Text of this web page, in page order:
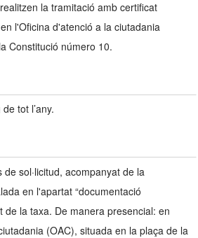
la tramitació amb certificat
l'Oficina d'atenció a la ciutadania
Constitució número 10.
tot l’any.
sol·licitud, acompanyat de la
en l'apartat “documentació
de la taxa. De manera presencial: en
(OAC), situada en la plaça de la